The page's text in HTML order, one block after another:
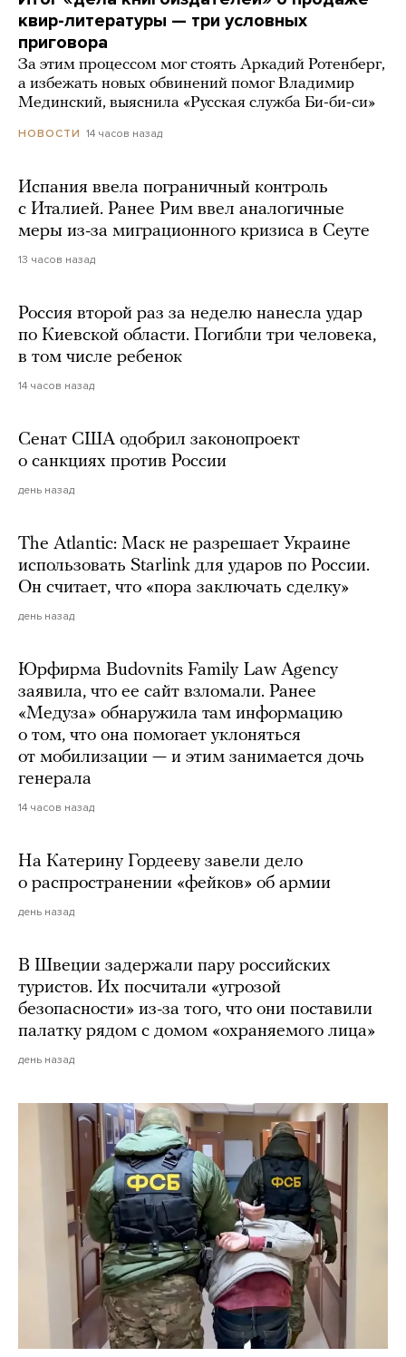
квир-литературы — три условных
приговора
За этим процессом мог стоять Аркадий Ротенберг,
а избежать новых обвинений помог Владимир
Мединский, выяснила «Русская служба Би-би-си»
НОВОСТИ 14 часов назад
Испания ввела пограничный контроль
с Италией. Ранее Рим ввел аналогичные
меры из-за миграционного кризиса в Сеуте
13 часов назад
Россия второй раз за неделю нанесла удар
по Киевской области. Погибли три человека,
в том числе ребенок
14 часов назад
Сенат США одобрил законопроект
о санкциях против России
день назад
The Atlantic: Маск не разрешает Украине
использовать Starlink для ударов по России.
Он считает, что «пора заключать сделку»
день назад
Юрфирма Budovnits Family Law Agency
заявила, что ее сайт взломали. Ранее
«Медуза» обнаружила там информацию
о том, что она помогает уклоняться
от мобилизации — и этим занимается дочь
генерала
14 часов назад
На Катерину Гордееву завели дело
о распространении «фейков» об армии
день назад
В Швеции задержали пару российских
туристов. Их посчитали «угрозой
безопасности» из-за того, что они поставили
палатку рядом с домом «охраняемого лица»
день назад